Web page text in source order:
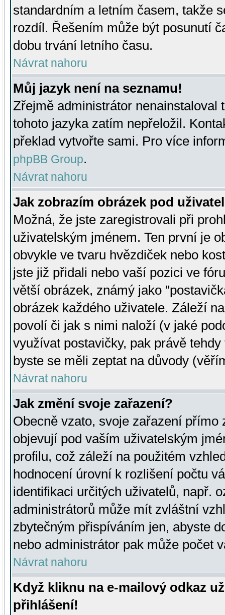
standardním a letním časem, takže
rozdíl. Řešením může být posunutí
dobu trvání letního času.
Návrat nahoru
Můj jazyk není na seznamu!
Zřejmě administrátor nenainstaloval
tohoto jazyka zatím nepřeložil.
překlad vytvořte sami. Pro více
phpBB Group.
Návrat nahoru
Jak zobrazím obrázek pod
Možná, že jste zaregistrovali při
uživatelským jménem. Ten první je
obvykle ve tvaru hvězdiček nebo
jste již přidali nebo vaší pozici ve
větší obrázek, známý jako
obrázek každého uživatele. Záleží
povolí či jak s nimi naloží (v jaké
využívat postavičky, pak právě
byste se měli zeptat na důvody
Návrat nahoru
Jak změní svoje zařazení?
Obecně vzato, svoje zařazení přímo
objevují pod vaším uživatelským
profilu, což záleží na použitém
hodnocení úrovní k rozlišení počtu
identifikaci určitých uživatelů, např.
administrátorů může mít zvláštní
zbytečným přispíváním jen, abyste
nebo administrátor pak může počet
Návrat nahoru
Když kliknu na e-mailový odkaz
přihlášení!